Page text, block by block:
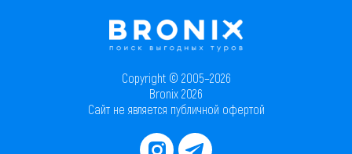
Copyright © 2005–2026
Bronix 2026
Сайт не является публичной офертой